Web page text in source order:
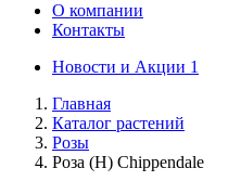
О компании
Контакты
Новости и Акции 1
Главная
Каталог растений
Розы
Роза (H) Chippendale